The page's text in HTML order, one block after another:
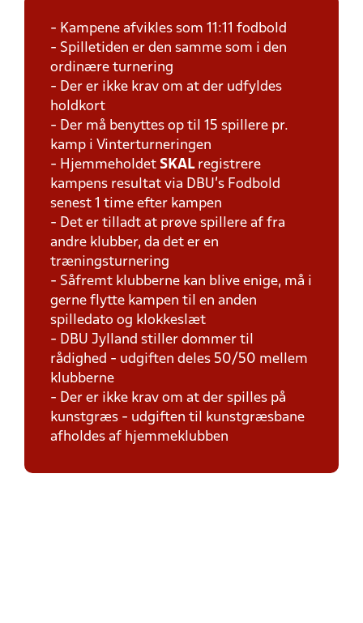
- Kampene afvikles som 11:11 fodbold
- Spilletiden er den samme som i den
ordinære turnering
- Der er ikke krav om at der udfyldes
holdkort
- Der må benyttes op til 15 spillere pr.
kamp i Vinterturneringen
- Hjemmeholdet SKAL registrere
kampens resultat via DBU's Fodbold
senest 1 time efter kampen
- Det er tilladt at prøve spillere af fra
andre klubber, da det er en
træningsturnering
- Såfremt klubberne kan blive enige, må i
gerne flytte kampen til en anden
spilledato og klokkeslæt
- DBU Jylland stiller dommer til
rådighed - udgiften deles 50/50 mellem
klubberne
- Der er ikke krav om at der spilles på
kunstgræs - udgiften til kunstgræsbane
afholdes af hjemmeklubben